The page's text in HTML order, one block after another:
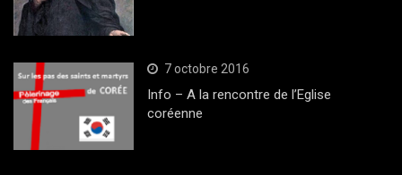
7 octobre 2016
Info – A la rencontre de l’Eglise
coréenne